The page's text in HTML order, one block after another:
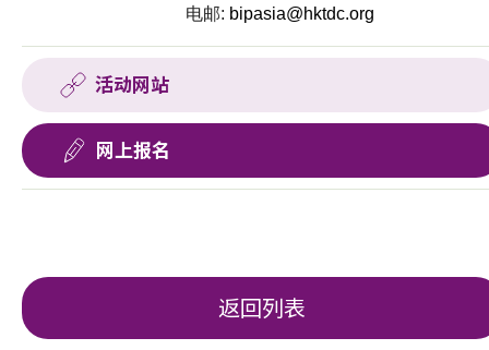
电邮: bipasia@hktdc.org
活动网站
网上报名
返回列表